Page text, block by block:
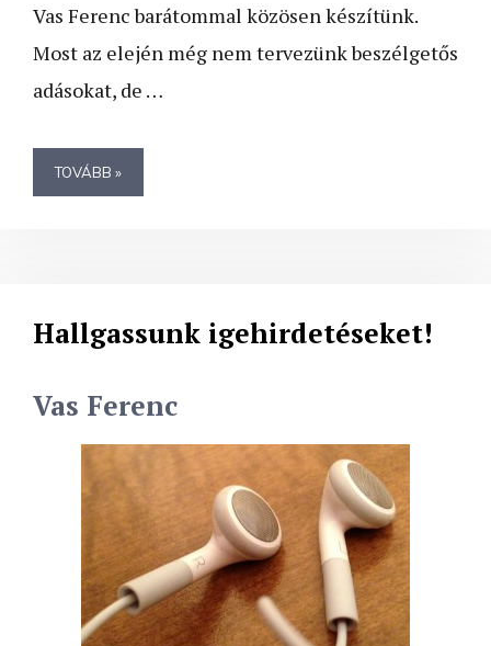
Vas Ferenc barátommal közösen készítünk.
Most az elején még nem tervezünk beszélgetős
adásokat, de …
TOVÁBB »
Hallgassunk igehirdetéseket!
Vas Ferenc